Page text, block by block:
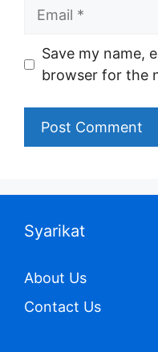
Save my name,
browser for the
Syarikat
About Us
Contact Us